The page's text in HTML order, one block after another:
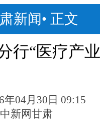
新闻• 正文
行“医疗产
年04月30日 09:15
中新网甘肃